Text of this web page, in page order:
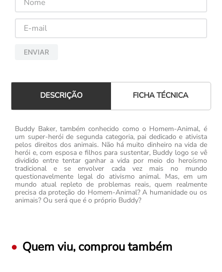
ENVIAR
DESCRIÇÃO FICHA TÉCNICA
Buddy Baker, também conhecido como o Homem-Animal, é
um super-herói de segunda categoria, pai dedicado e ativista
pelos direitos dos animais. Não há muito dinheiro na vida de
herói e, com esposa e filhos para sustentar, Buddy logo se vê
dividido entre tentar ganhar a vida por meio do heroísmo
tradicional e se envolver cada vez mais no mundo
questionavelmente legal do ativismo animal. Mas, em um
mundo atual repleto de problemas reais, quem realmente
precisa da proteção do Homem-Animal? A humanidade ou os
animais? Ou será que é o próprio Buddy?
Quem viu, comprou também